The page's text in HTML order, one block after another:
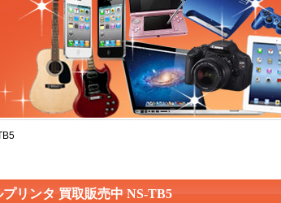
リンタ 買取販売中 NS-TB5